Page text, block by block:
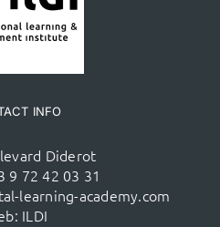
INFO
Diderot
9 72 42 03 31
learning-academy.com
ILDI